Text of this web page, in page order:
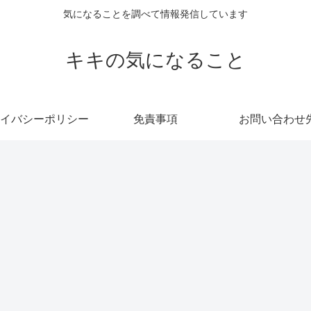
気になることを調べて情報発信しています
キキの気になること
バシーポリシー 免責事項 お問い合わせ